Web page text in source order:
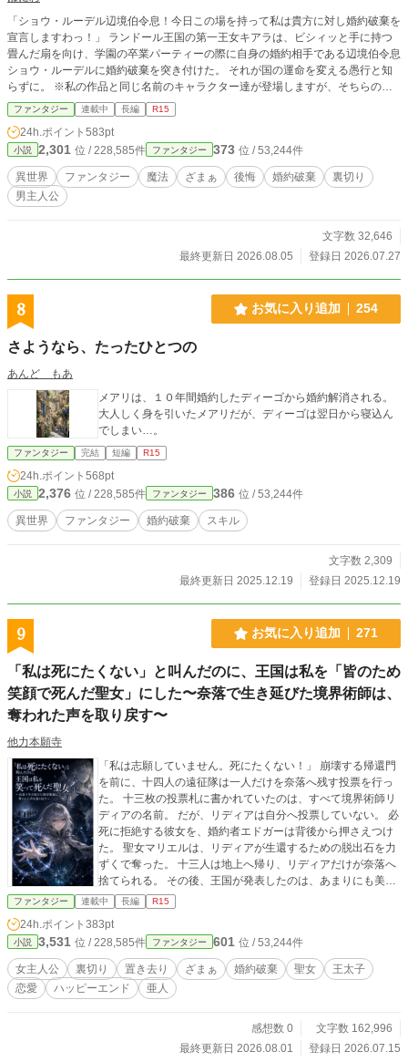
「ショウ・ルーデル辺境伯令息！今日この場を持って私は貴方に対し婚約破棄を
宣言しますわっ！」 ランドール王国の第一王女キアラは、ビシィッと手に持つ
畳んだ扇を向け、学園の卒業パーティーの際に自身の婚約相手である辺境伯令息
ショウ・ルーデルに婚約破棄を突き付けた。 それが国の運命を変える愚行と知
らずに。 ※私の作品と同じ名前のキャラクター達が登場しますが、そちらの作
品とは内容は一切関係ありません。 ※カクヨム様で同タイトルで掲載されてい
る作品がありますが、途中から内容が変わるほぼほぼ別物となります。
ファンタジー 連載中 長編 R15
24h.ポイント 583pt
小説 2,301 位 / 228,585件 ファンタジー 373 位 / 53,244件
異世界 ファンタジー 魔法 ざまぁ 後悔 婚約破棄
裏切り
男主人公
文字数 32,646
最終更新日 2026.08.05
登録日 2026.07.27
8 お気に入り追加 254
さようなら、たったひとつの
あんど もあ
メアリは、１０年間婚約したディーゴから婚約解消される。
大人しく身を引いたメアリだが、ディーゴは翌日から寝込ん
でしまい…。
ファンタジー 完結 短編 R15
24h.ポイント 568pt
小説 2,376 位 / 228,585件 ファンタジー 386 位 / 53,244件
異世界 ファンタジー 婚約破棄 スキル
文字数 2,309
最終更新日 2025.12.19
登録日 2025.12.19
9 お気に入り追加 271
「私は死にたくない」と叫んだのに、王国は私を「皆のため
笑顔で死んだ聖女」にした〜奈落で生き延びた境界術師は、
奪われた声を取り戻す〜
他力本願寺
「私は志願していません。死にたくない！」 崩壊する帰還門
を前に、十四人の遠征隊は一人だけを奈落へ残す投票を行っ
た。 十三枚の投票札に書かれていたのは、すべて境界術師リ
ディアの名前。 だが、リディアは自分へ投票していない。 必
死に拒絶する彼女を、婚約者エドガーは背後から押さえつけ
た。 聖女マリエルは、リディアが生還するための脱出石を力
ずくで奪った。 十三人は地上へ帰り、リディアだけが奈落へ
捨てられる。 その後、王国が発表したのは、あまりにも美し
い嘘だった。 ――リディアは仲間を救うため、自ら笑って奈
落へ残った。 ――婚約者へ国民の未来を託し、満足して命を
捧げた。 空の墓が造られ、リディアは「献身の聖女」として
祀られていく。 けれど、彼女は生きていた。 奈落で出会った
のは、言葉の通じない少女フィアと、最深部の牢につながれ
た角人族の男ラウル。 婚約者は、愛していると言いながらリ
ディアの拒絶を奪った。 一方のラウルは、危険が迫る中でも
リディアより前にも同じように置き去りにされ、英雄へ仕立
て上げられた人々の記録が眠っていた。 奪われた脱出石。偽
ファンタジー 連載中 長編 R15
24h.ポイント 383pt
小説 3,531 位 / 228,585件 ファンタジー 601 位 / 53,244件
女主人公 裏切り 置き去り ざまぁ 婚約破棄 聖女
王太子
恋愛
ハッピーエンド 亜人
感想数 0
文字数 162,996
最終更新日 2026.08.01
登録日 2026.07.15